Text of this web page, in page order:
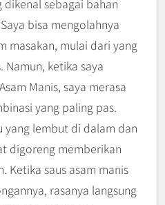
bisa mengolahnya
masakan, mulai dari yang
Namun, ketika saya
Manis, saya merasa
yang paling pas.
yang lembut di dalam dan
digoreng memberikan
Ketika saus asam manis
rasanya langsung